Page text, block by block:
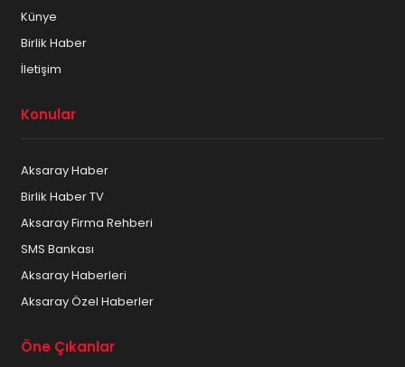
Künye
Birlik Haber
İletişim
Konular
Aksaray Haber
Birlik Haber TV
Aksaray Firma Rehberi
SMS Bankası
Aksaray Haberleri
Aksaray Özel Haberler
Öne Çıkanlar